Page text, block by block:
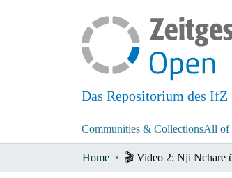
Das Repositorium des IfZ
Communities & CollectionsAll of
Home